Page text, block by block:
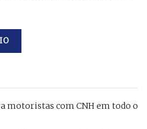
motoristas com CNH em todo o